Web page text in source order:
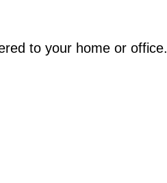
to your home or office.